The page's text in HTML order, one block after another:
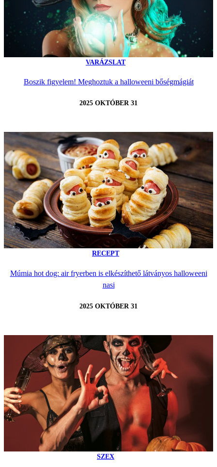
VARÁZSLAT
Boszik figyelem! Meghoztuk a halloweeni bőségmágiát
2025 OKTÓBER 31
RECEPT
Múmia hot dog: air fryerben is elkészíthető látványos halloweeni
nasi
2025 OKTÓBER 31
SZEX